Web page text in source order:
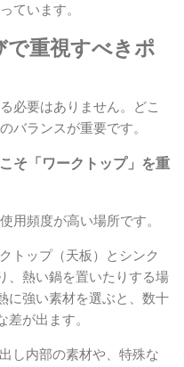
ています。
で重視すべきポ
必要はありません。どこ
バランスが重要です。
そ「ワークトップ」を重
用頻度が高い場所です。
トップ（天板）とシンク
、熱い鍋を置いたりする場
に強い素材を選ぶと、数十
が出ます。
し内部の素材や、特殊な